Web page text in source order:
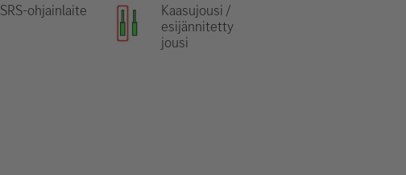
SRS-ohjainlaite
Kaasujousi /
esijännitetty
jousi